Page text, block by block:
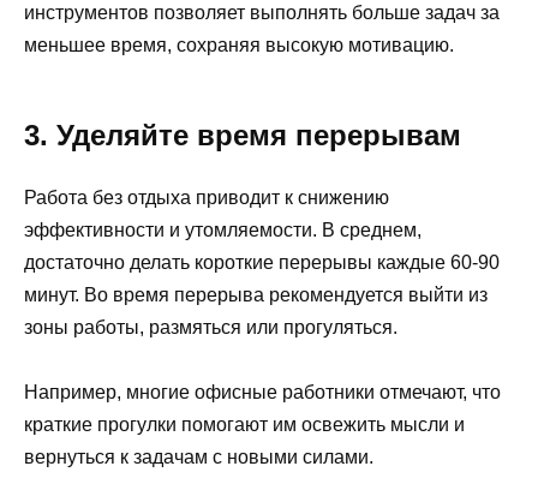
инструментов позволяет выполнять больше задач за
меньшее время, сохраняя высокую мотивацию.
3. Уделяйте время перерывам
Работа без отдыха приводит к снижению
эффективности и утомляемости. В среднем,
достаточно делать короткие перерывы каждые 60-90
минут. Во время перерыва рекомендуется выйти из
зоны работы, размяться или прогуляться.
Например, многие офисные работники отмечают, что
краткие прогулки помогают им освежить мысли и
вернуться к задачам с новыми силами.